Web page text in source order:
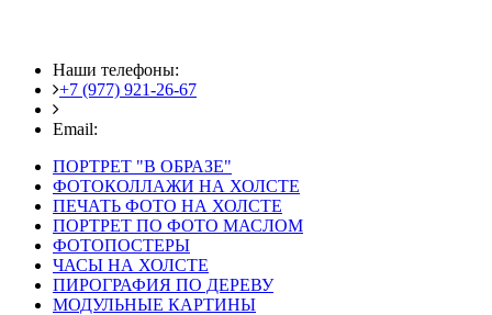
Наши телефоны:
+7 (977) 921-26-67
Email:
ПОРТРЕТ "В ОБРАЗЕ"
ФОТОКОЛЛАЖИ НА ХОЛСТЕ
ПЕЧАТЬ ФОТО НА ХОЛСТЕ
ПОРТРЕТ ПО ФОТО МАСЛОМ
ФОТОПОСТЕРЫ
ЧАСЫ НА ХОЛСТЕ
ПИРОГРАФИЯ ПО ДЕРЕВУ
МОДУЛЬНЫЕ КАРТИНЫ